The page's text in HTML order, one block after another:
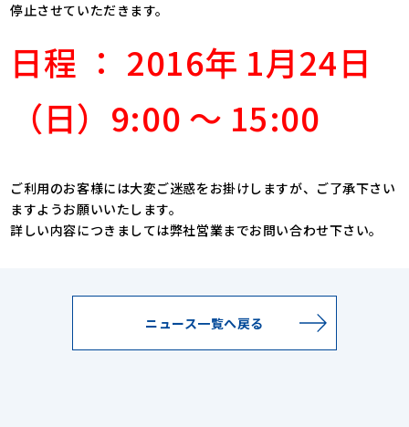
停止させていただきます。
日程 ： 2016年 1月24日
（日）9:00 ～ 15:00
ご利用のお客様には大変ご迷惑をお掛けしますが、ご了承下さい
ますようお願いいたします。
詳しい内容につきましては弊社営業までお問い合わせ下さい。
ニュース一覧へ戻る